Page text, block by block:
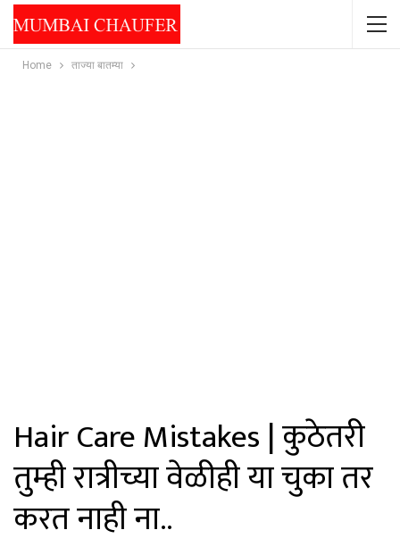
Home ताज्या बातम्या
Hair Care Mistakes | कुठेतरी
तुम्ही रात्रीच्या वेळीही या चुका तर
करत नाही ना..